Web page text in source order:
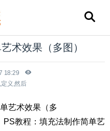
术效果（多图）
18:29
义,然后
艺术效果（多
PS教程：填充法制作简单艺